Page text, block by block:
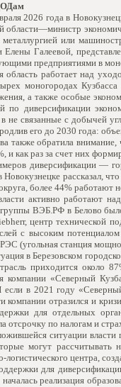
2026 года в
области—министр
металлургией или
Елены Галеевой,
предприятиями в
область работает над
моногородах
а также особые
по диверсификации
не связанные с добычей
его до 2030 года:
также обратила
и как раз за счет них
диверсификации —
Новокузнецке рассказал,
более 44% работают
активно работают
ВЭБ.РФ в Белово
центр технической
с высоким
(угольная станция
в Березовском
приходится около
компании «Северный
если в 2021 году
компании отразился и
для отдельных
отсрочку по налогам и
ситуации
могут
логистического центра,
для
началась реализация